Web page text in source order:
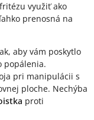
využiť ako
prenosná na
aby vám poskytlo
popálenia.
pri manipulácii s
ploche. Nechýba
proti